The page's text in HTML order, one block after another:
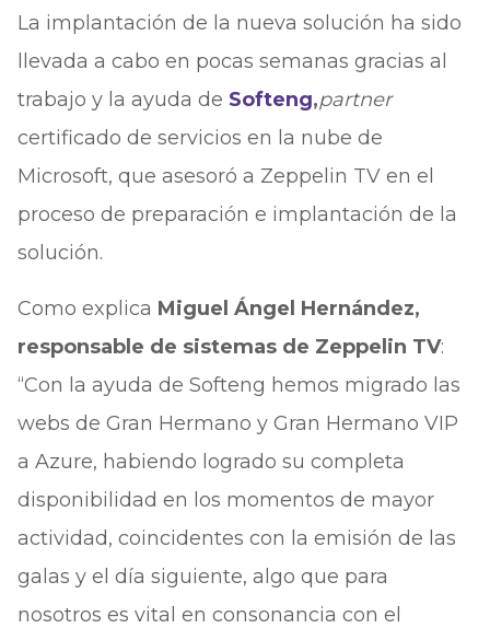
La implantación de la nueva solución ha sido
llevada a cabo en pocas semanas gracias al
trabajo y la ayuda de Softeng,partner
certificado de servicios en la nube de
Microsoft, que asesoró a Zeppelin TV en el
proceso de preparación e implantación de la
solución.
Como explica Miguel Ángel Hernández,
responsable de sistemas de Zeppelin TV:
“Con la ayuda de Softeng hemos migrado las
webs de Gran Hermano y Gran Hermano VIP
a Azure, habiendo logrado su completa
disponibilidad en los momentos de mayor
actividad, coincidentes con la emisión de las
galas y el día siguiente, algo que para
nosotros es vital en consonancia con el